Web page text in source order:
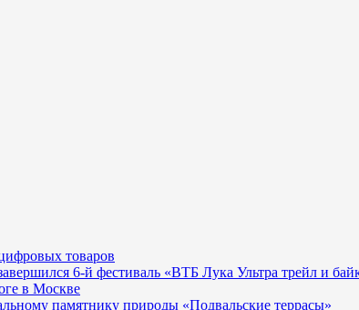
товаров
6-й фестиваль «ВТБ Лука Ультра трейл и
в Москве
памятнику природы «Подвальские террасы»